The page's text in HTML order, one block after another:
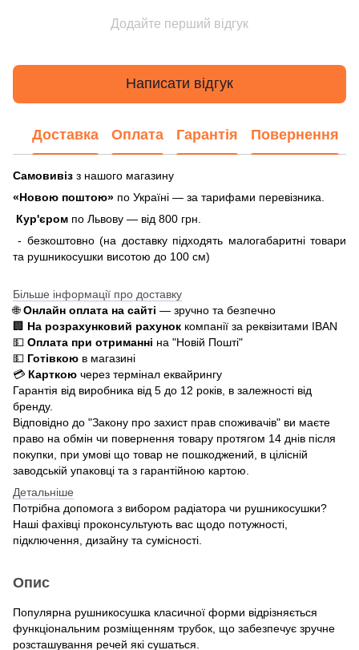
Додайте перший відгук
Написати відгук
Доставка Оплата Гарантія Повернення
Самовивіз з нашого магазину
«Новою поштою» по Україні — за тарифами перевізника.
Кур'єром по Львову — від 800 грн.
- безкоштовно (на доставку підходять малогабаритні товари
та рушникосушки висотою до 100 см)
Більше інформації про доставку
🌐Онлайн оплата на сайті — зручно та безпечно
🏢 На розрахунковий рахунок компанії за реквізитами IBAN
💵 Оплата при отриманні на "Новій Пошті"
💵 Готівкою в магазині
💳 Карткою через термінал еквайрингу
Гарантія від виробника від 5 до 12 років, в залежності від
бренду.
Відповідно до "Закону про захист прав споживачів" ви маєте
право на обмін чи повернення товару протягом 14 днів після
покупки, при умові що товар не пошкоджений, в цілісній
заводській упаковці та з гарантійною картою.
Детальніше
Потрібна допомога з вибором радіатора чи рушникосушки?
Наші фахівці проконсультують вас щодо потужності,
підключення, дизайну та сумісності.
Опис
Популярна рушникосушка класичної форми відрізняється
функціональним розміщенням трубок, що забезпечує зручне
розсташування речей які сушаться.